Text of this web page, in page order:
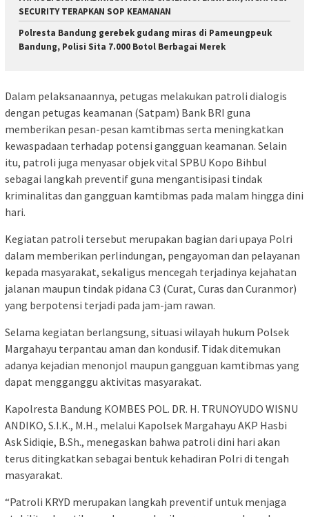
SECURITY TERAPKAN SOP KEAMANAN
Polresta Bandung gerebek gudang miras di Pameungpeuk
Bandung, Polisi Sita 7.000 Botol Berbagai Merek
Dalam pelaksanaannya, petugas melakukan patroli dialogis
dengan petugas keamanan (Satpam) Bank BRI guna
memberikan pesan-pesan kamtibmas serta meningkatkan
kewaspadaan terhadap potensi gangguan keamanan. Selain
itu, patroli juga menyasar objek vital SPBU Kopo Bihbul
sebagai langkah preventif guna mengantisipasi tindak
kriminalitas dan gangguan kamtibmas pada malam hingga dini
hari.
Kegiatan patroli tersebut merupakan bagian dari upaya Polri
dalam memberikan perlindungan, pengayoman dan pelayanan
kepada masyarakat, sekaligus mencegah terjadinya kejahatan
jalanan maupun tindak pidana C3 (Curat, Curas dan Curanmor)
yang berpotensi terjadi pada jam-jam rawan.
Selama kegiatan berlangsung, situasi wilayah hukum Polsek
Margahayu terpantau aman dan kondusif. Tidak ditemukan
adanya kejadian menonjol maupun gangguan kamtibmas yang
dapat mengganggu aktivitas masyarakat.
Kapolresta Bandung KOMBES POL. DR. H. TRUNOYUDO WISNU
ANDIKO, S.I.K., M.H., melalui Kapolsek Margahayu AKP Hasbi
Ask Sidiqie, B.Sh., menegaskan bahwa patroli dini hari akan
terus ditingkatkan sebagai bentuk kehadiran Polri di tengah
masyarakat.
“Patroli KRYD merupakan langkah preventif untuk menjaga